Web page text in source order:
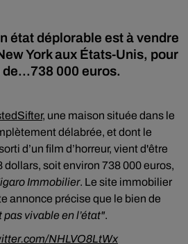
état déplorable est à vendre
York aux États-Unis, pour
000 euros.
, une maison située dans le
délabrée, et dont le
d’un film d’horreur, vient d'être
dollars, soit environ 738 000 euros,
Immobilier. Le site immobilier
annonce précise que le bien de
pas vivable en l’état".
NHLVO8LtWx